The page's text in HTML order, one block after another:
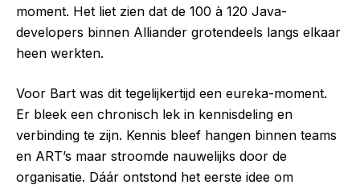
moment. Het liet zien dat de 100 à 120 Java-
developers binnen Alliander grotendeels langs elkaar
heen werkten.
Voor Bart was dit tegelijkertijd een eureka-moment.
Er bleek een chronisch lek in kennisdeling en
verbinding te zijn. Kennis bleef hangen binnen teams
en ART’s maar stroomde nauwelijks door de
organisatie. Dáár ontstond het eerste idee om